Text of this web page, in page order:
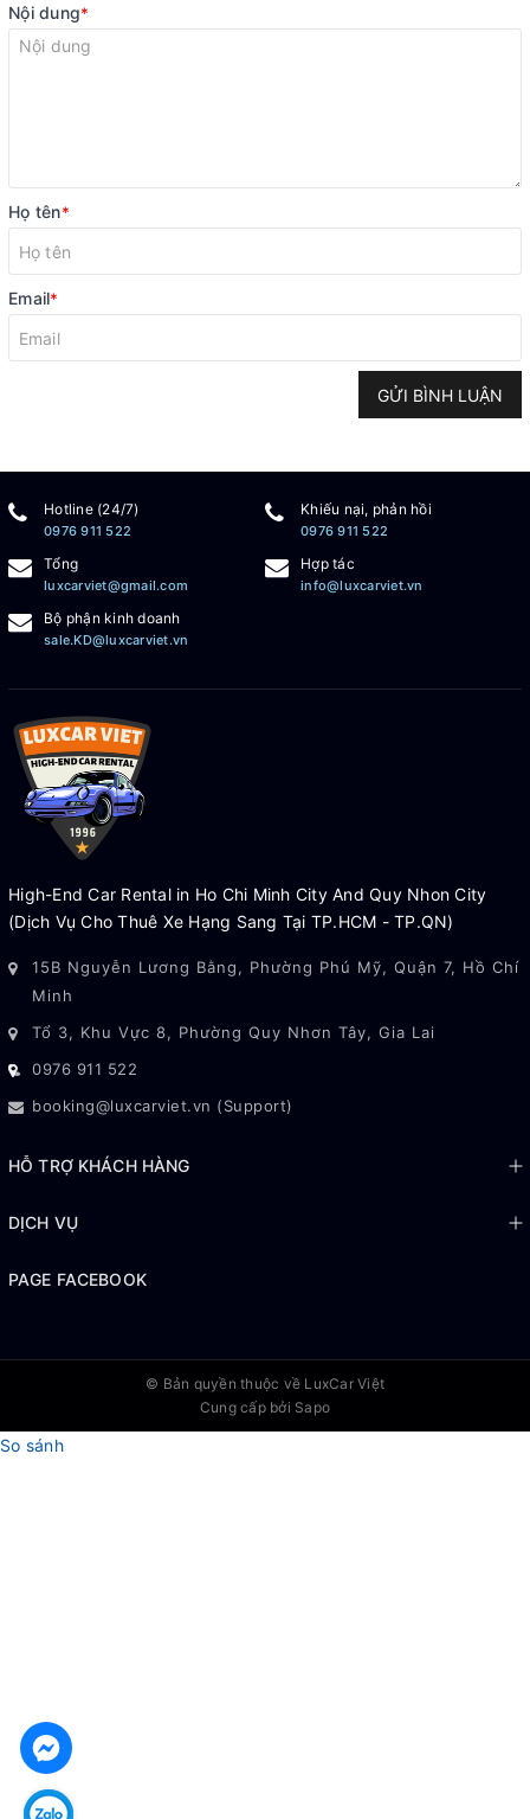
Nội dung*
Họ tên*
Email*
GỬI BÌNH LUẬN
Hotline (24/7)
0976 911 522
Khiếu nại, phản hồi
0976 911 522
Tổng
luxcarviet@gmail.com
Hợp tác
info@luxcarviet.vn
Bộ phận kinh doanh
sale.KD@luxcarviet.vn
High-End Car Rental in Ho Chi Minh City And Quy Nhon City
(Dịch Vụ Cho Thuê Xe Hạng Sang Tại TP.HCM - TP.QN)
15B Nguyễn Lương Bằng, Phường Phú Mỹ, Quận 7, Hồ Chí
Minh
Tổ 3, Khu Vực 8, Phường Quy Nhơn Tây, Gia Lai
0976 911 522
booking@luxcarviet.vn (Support)
HỖ TRỢ KHÁCH HÀNG
DỊCH VỤ
PAGE FACEBOOK
© Bản quyền thuộc về LuxCar Việt
Cung cấp bởi Sapo
So sánh